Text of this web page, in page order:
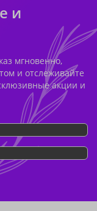
и
мгновенно,
и отслеживайте
акции и